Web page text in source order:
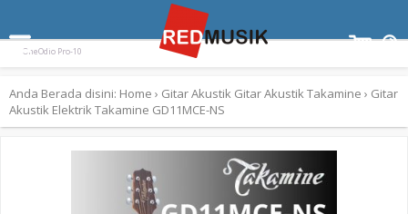
Paladin SK-55 Ampli Gitar Blackstar ID Core 10 V3
Keyboard Yamaha EZ300
OneOdio Pro-10
Anda Berada disini: Home › Gitar Akustik Gitar AkustikTakamine › Gitar
Akustik Elektrik Takamine GD11MCE-NS